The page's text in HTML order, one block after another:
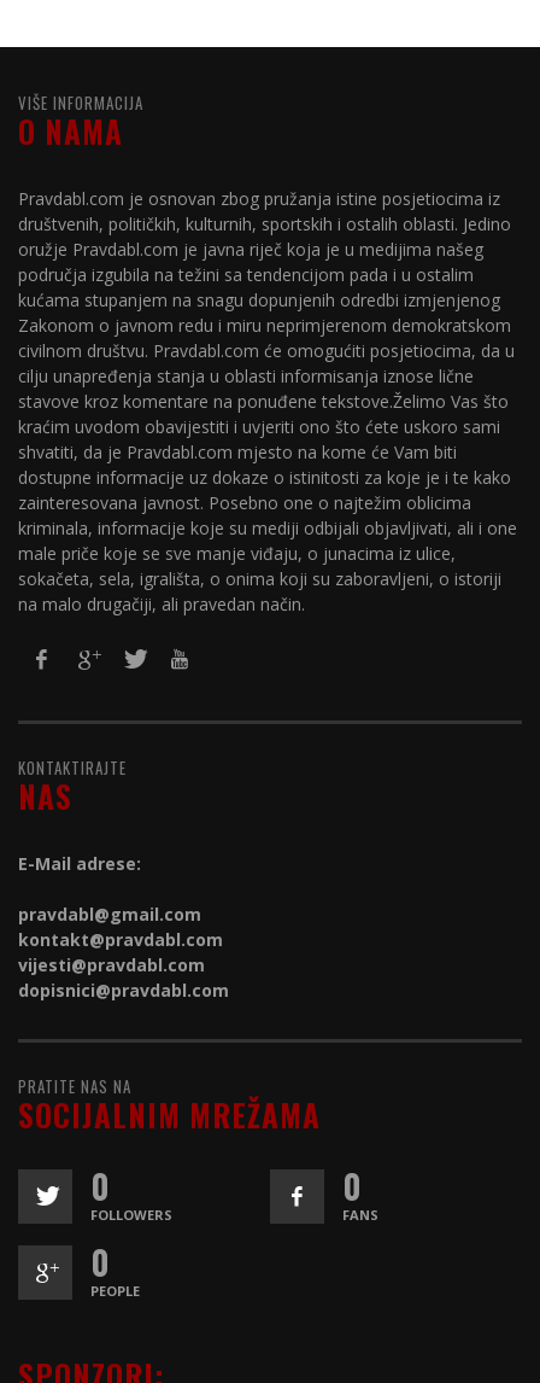
VIŠE INFORMACIJA
O NAMA
Pravdabl.com je osnovan zbog pružanja istine posjetiocima iz
društvenih, političkih, kulturnih, sportskih i ostalih oblasti. Jedino
oružje Pravdabl.com je javna riječ koja je u medijima našeg
područja izgubila na težini sa tendencijom pada i u ostalim
kućama stupanjem na snagu dopunjenih odredbi izmjenjenog
Zakonom o javnom redu i miru neprimjerenom demokratskom
civilnom društvu. Pravdabl.com će omogućiti posjetiocima, da u
cilju unapređenja stanja u oblasti informisanja iznose lične
stavove kroz komentare na ponuđene tekstove.Želimo Vas što
kraćim uvodom obavijestiti i uvjeriti ono što ćete uskoro sami
shvatiti, da je Pravdabl.com mjesto na kome će Vam biti
dostupne informacije uz dokaze o istinitosti za koje je i te kako
zainteresovana javnost. Posebno one o najtežim oblicima
kriminala, informacije koje su mediji odbijali objavljivati, ali i one
male priče koje se sve manje viđaju, o junacima iz ulice,
sokačeta, sela, igrališta, o onima koji su zaboravljeni, o istoriji
na malo drugačiji, ali pravedan način.
KONTAKTIRAJTE
NAS
E-Mail adrese:
pravdabl@gmail.com
kontakt@pravdabl.com
vijesti@pravdabl.com
dopisnici@pravdabl.com
PRATITE NAS NA
SOCIJALNIM MREŽAMA
0
FOLLOWERS
0
FANS
0
PEOPLE